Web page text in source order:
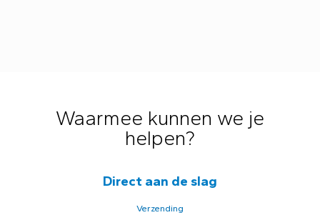
Waarmee kunnen we je
helpen?
Direct aan de slag
Verzending